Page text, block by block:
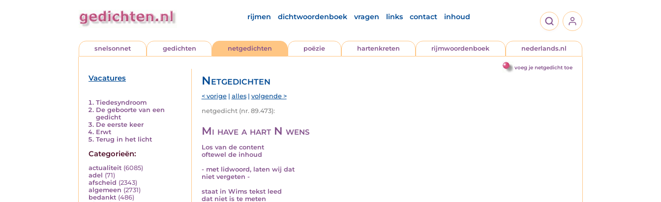
rijmen dichtwoordenboek vragen links contact inhoud
snelsonnet gedichten netgedichten poëzie hartenkreten rijmwoordenboek nederlands.nl
voeg je netgedicht toe
Vacatures
Tiedesyndroom
De geboorte van een
gedicht
De eerste keer
Erwt
Terug in het licht
Categorieën:
actualiteit (6085)
adel (71)
afscheid (2343)
algemeen (2731)
bedankt (486)
Netgedichten
< vorige| alles| volgende >
netgedicht (nr. 89.473):
Mi have a hart N wens
Los van de content
oftewel de inhoud
- met lidwoord, laten wij dat
niet vergeten -
staat in Wims tekst leed
dat niet is te meten